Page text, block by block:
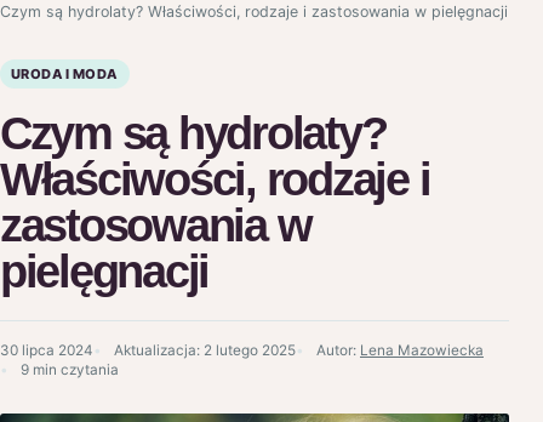
Czym są hydrolaty? Właściwości, rodzaje i zastosowania w pielęgnacji
URODA I MODA
Czym są hydrolaty?
Właściwości, rodzaje i
zastosowania w
pielęgnacji
30 lipca 2024 Aktualizacja: 2 lutego 2025 Autor: Lena Mazowiecka
9 min czytania